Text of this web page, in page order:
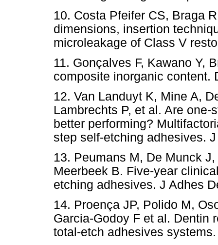
10. Costa Pfeifer CS, Braga
dimensions, insertion
microleakage of Class V
11. Gonçalves F, Kawano Y,
composite inorganic content.
12. Van Landuyt K, Mine A,
Lambrechts P, et al. Are
better performing?
step self-etching adhesives.
13. Peumans M, De Munck
Meerbeek B. Five-year
etching adhesives. J Adhes
14. Proença JP, Polido M,
Garcia-Godoy F et al. Dentin
total-etch adhesives